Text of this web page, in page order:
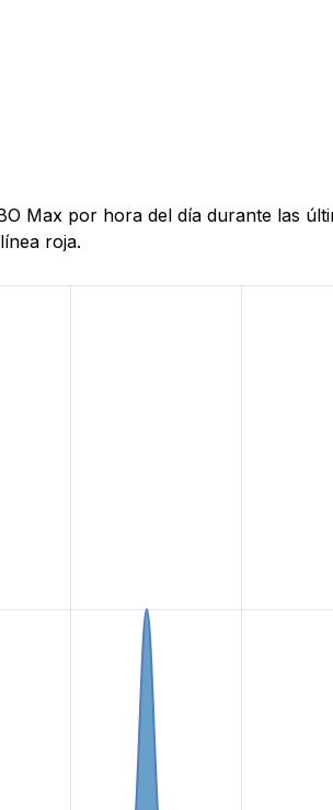
Max por hora del día durante las
roja.